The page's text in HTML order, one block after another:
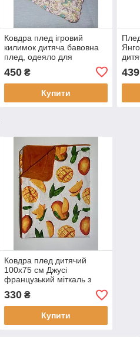
Ковдра плед ігровий
килимок дитяча бавовна
плед, одеяло для
450₴
Купити
439
Ковдра плед дитячий
100х75 см Джусі
французький міткаль з
хутром Одіяло дитяче
330₴
Купити